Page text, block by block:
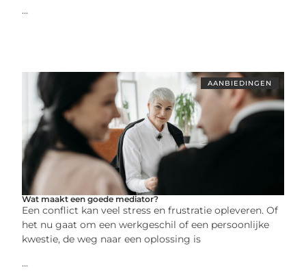
...
AANBIEDINGEN
Wat maakt een goede mediator?
Een conflict kan veel stress en frustratie opleveren. Of
het nu gaat om een werkgeschil of een persoonlijke
kwestie, de weg naar een oplossing is
...